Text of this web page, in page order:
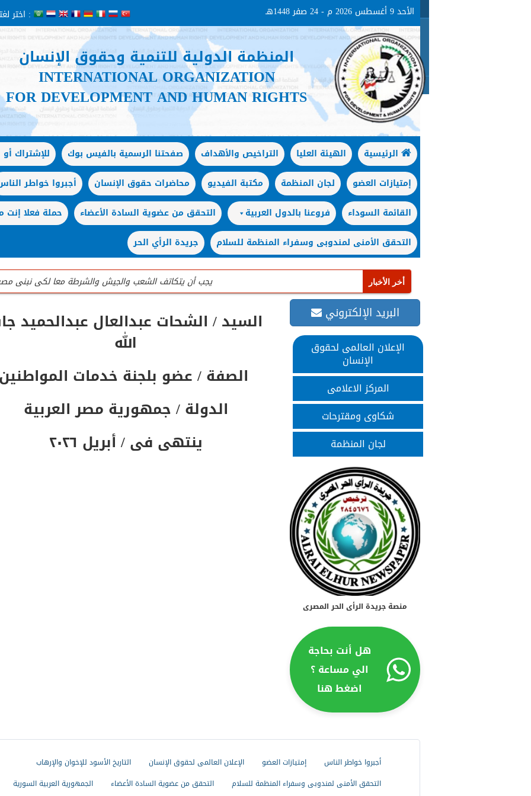
الأحد 9 أغسطس 2026 م - 24 صفر 1448هـ اختر لغتك :
المنظمة الدولية للتنمية وحقوق الإنسان
INTERNATIONAL ORGANIZATION
FOR DEVELOPMENT AND HUMAN RIGHTS
الرئيسية الهيئة العليا التراخيص والأهداف صفحتنا الرسمية بالفيس بوك
للإشتراك أو
إمتيازات العضو
لجان المنظمة مكتبة الفيديو محاضرات حقوق الإنسان
أجبروا خواطر
القائمة السوداء
فروعنا بالدول العربية التحقق من عضوية السادة الأعضاء
حملة فعلا
التحقق الأمنى لمندوبى وسفراء المنظمة للسلام
جريدة الرأي الحر
يجب أن يتكاتف الشعب والجيش والشرطة معا لكى نبنى
جميع لجان المنظمة عمل تطوعى وليست وظيفه
تليفون / واتس المنظمة الرئيسى للتواصل والإستفسار / 0201020407090
المنظمة لاتقبل أى تمويل من الداخل أو الخارج
البريد الإلكتروني
الإعلان العالمى لحقوق
الإنسان
المركز الاعلامى
شكاوى ومقترحات
لجان المنظمة
منصة جريدة الرأى الحر المصرى
هل أنت بحاجة
الي مساعة ؟
اضغط هنا
السيد / الشحات عبدالعال عبدالحميد
الله
الدولة / جمهورية مصر العربية
ينتهى فى / أبريل ٢٠٢٦
أجبروا خواطر الناس إمتيازات العضو الإعلان العالمى لحقوق الإنسان
التاريخ الأسود للإخوان والإرهاب
التحقق الأمنى لمندوبى وسفراء المنظمة للسلام
التحقق من عضوية السادة الأعضاء الجمهورية العربية السورية